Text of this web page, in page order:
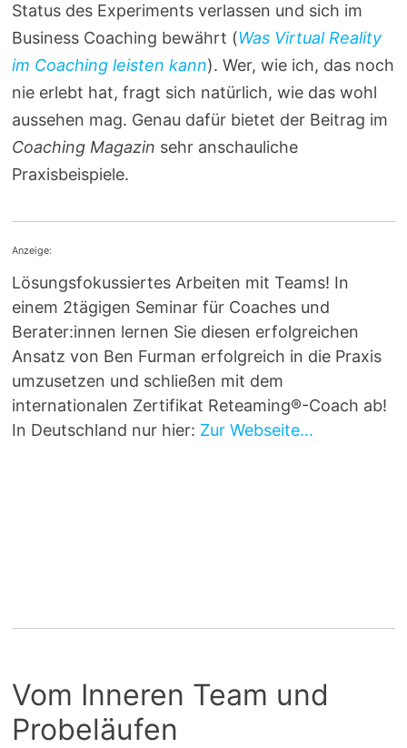
Status des Experiments verlassen und sich im
Business Coaching bewährt (Was Virtual Reality
im Coaching leisten kann). Wer, wie ich, das noch
nie erlebt hat, fragt sich natürlich, wie das wohl
aussehen mag. Genau dafür bietet der Beitrag im
Coaching Magazin sehr anschauliche
Praxisbeispiele.
Anzeige:
Lösungsfokussiertes Arbeiten mit Teams! In
einem 2tägigen Seminar für Coaches und
Berater:innen lernen Sie diesen erfolgreichen
Ansatz von Ben Furman erfolgreich in die Praxis
umzusetzen und schließen mit dem
internationalen Zertifikat Reteaming®-Coach ab!
In Deutschland nur hier: Zur Webseite...
Vom Inneren Team und
Probeläufen